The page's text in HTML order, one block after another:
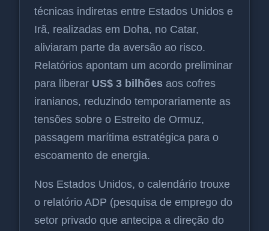
técnicas indiretas entre Estados Unidos e
Irã, realizadas em Doha, no Catar,
aliviaram parte da aversão ao risco.
Relatórios apontam um acordo preliminar
para liberar US$ 3 bilhões aos cofres
iranianos, reduzindo temporariamente as
tensões sobre o Estreito de Ormuz,
passagem marítima estratégica para o
escoamento de energia.
Nos Estados Unidos, o calendário trouxe
o relatório ADP (pesquisa de emprego do
setor privado que antecipa a direção do